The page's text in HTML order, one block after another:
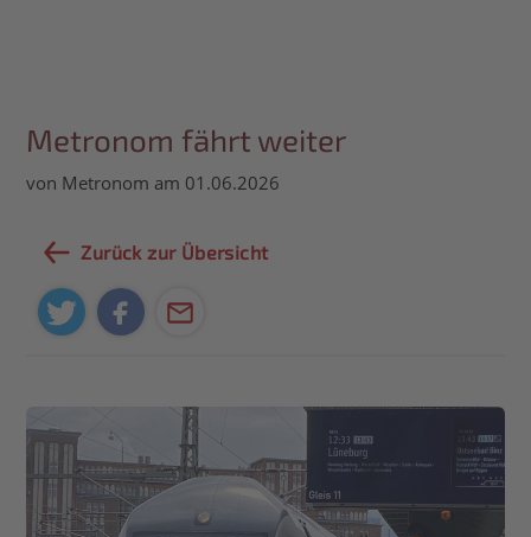
Metronom fährt weiter
von Metronom am 01.06.2026
Zurück zur Übersicht